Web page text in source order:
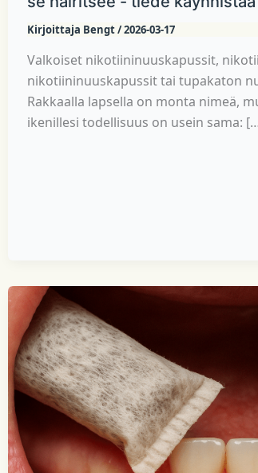
Kirjoittaja Bengt/2026-03-17
Valkoiset nikotiininuuskapussit,
nikotiininuuskapussit tai tupakaton
Rakkaalla lapsella on monta nimeä,
ikenillesi todellisuus on usein sama: